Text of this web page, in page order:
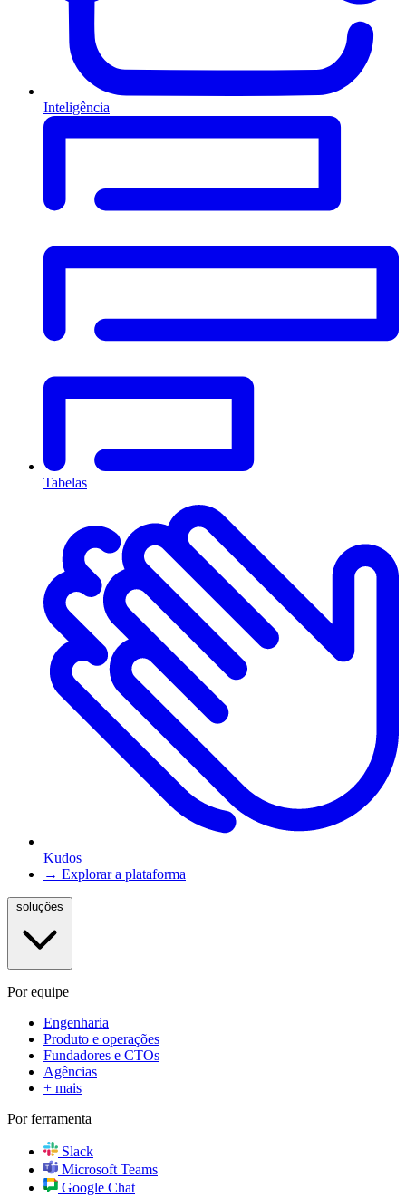
Inteligência
Tabelas
Kudos
→ Explorar a plataforma
Por equipe
Engenharia
Produto e operações
Fundadores e CTOs
Agências
+ mais
Por ferramenta
Slack
Microsoft Teams
Google Chat